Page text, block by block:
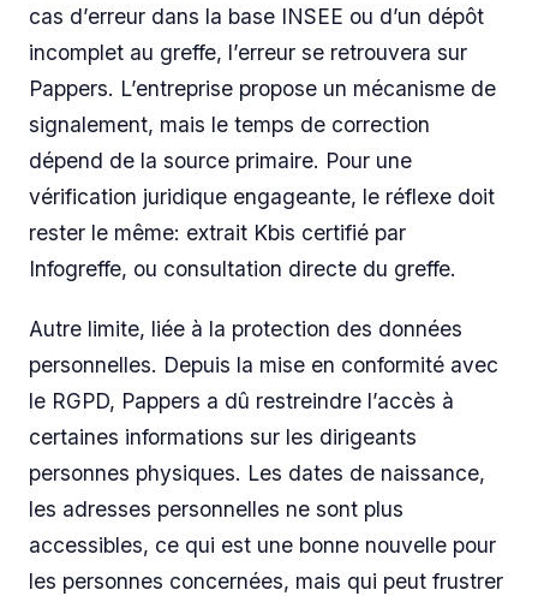
cas d’erreur dans la base INSEE ou d’un dépôt
incomplet au greffe, l’erreur se retrouvera sur
Pappers. L’entreprise propose un mécanisme de
signalement, mais le temps de correction
dépend de la source primaire. Pour une
vérification juridique engageante, le réflexe doit
rester le même: extrait Kbis certifié par
Infogreffe, ou consultation directe du greffe.
Autre limite, liée à la protection des données
personnelles. Depuis la mise en conformité avec
le RGPD, Pappers a dû restreindre l’accès à
certaines informations sur les dirigeants
personnes physiques. Les dates de naissance,
les adresses personnelles ne sont plus
accessibles, ce qui est une bonne nouvelle pour
les personnes concernées, mais qui peut frustrer